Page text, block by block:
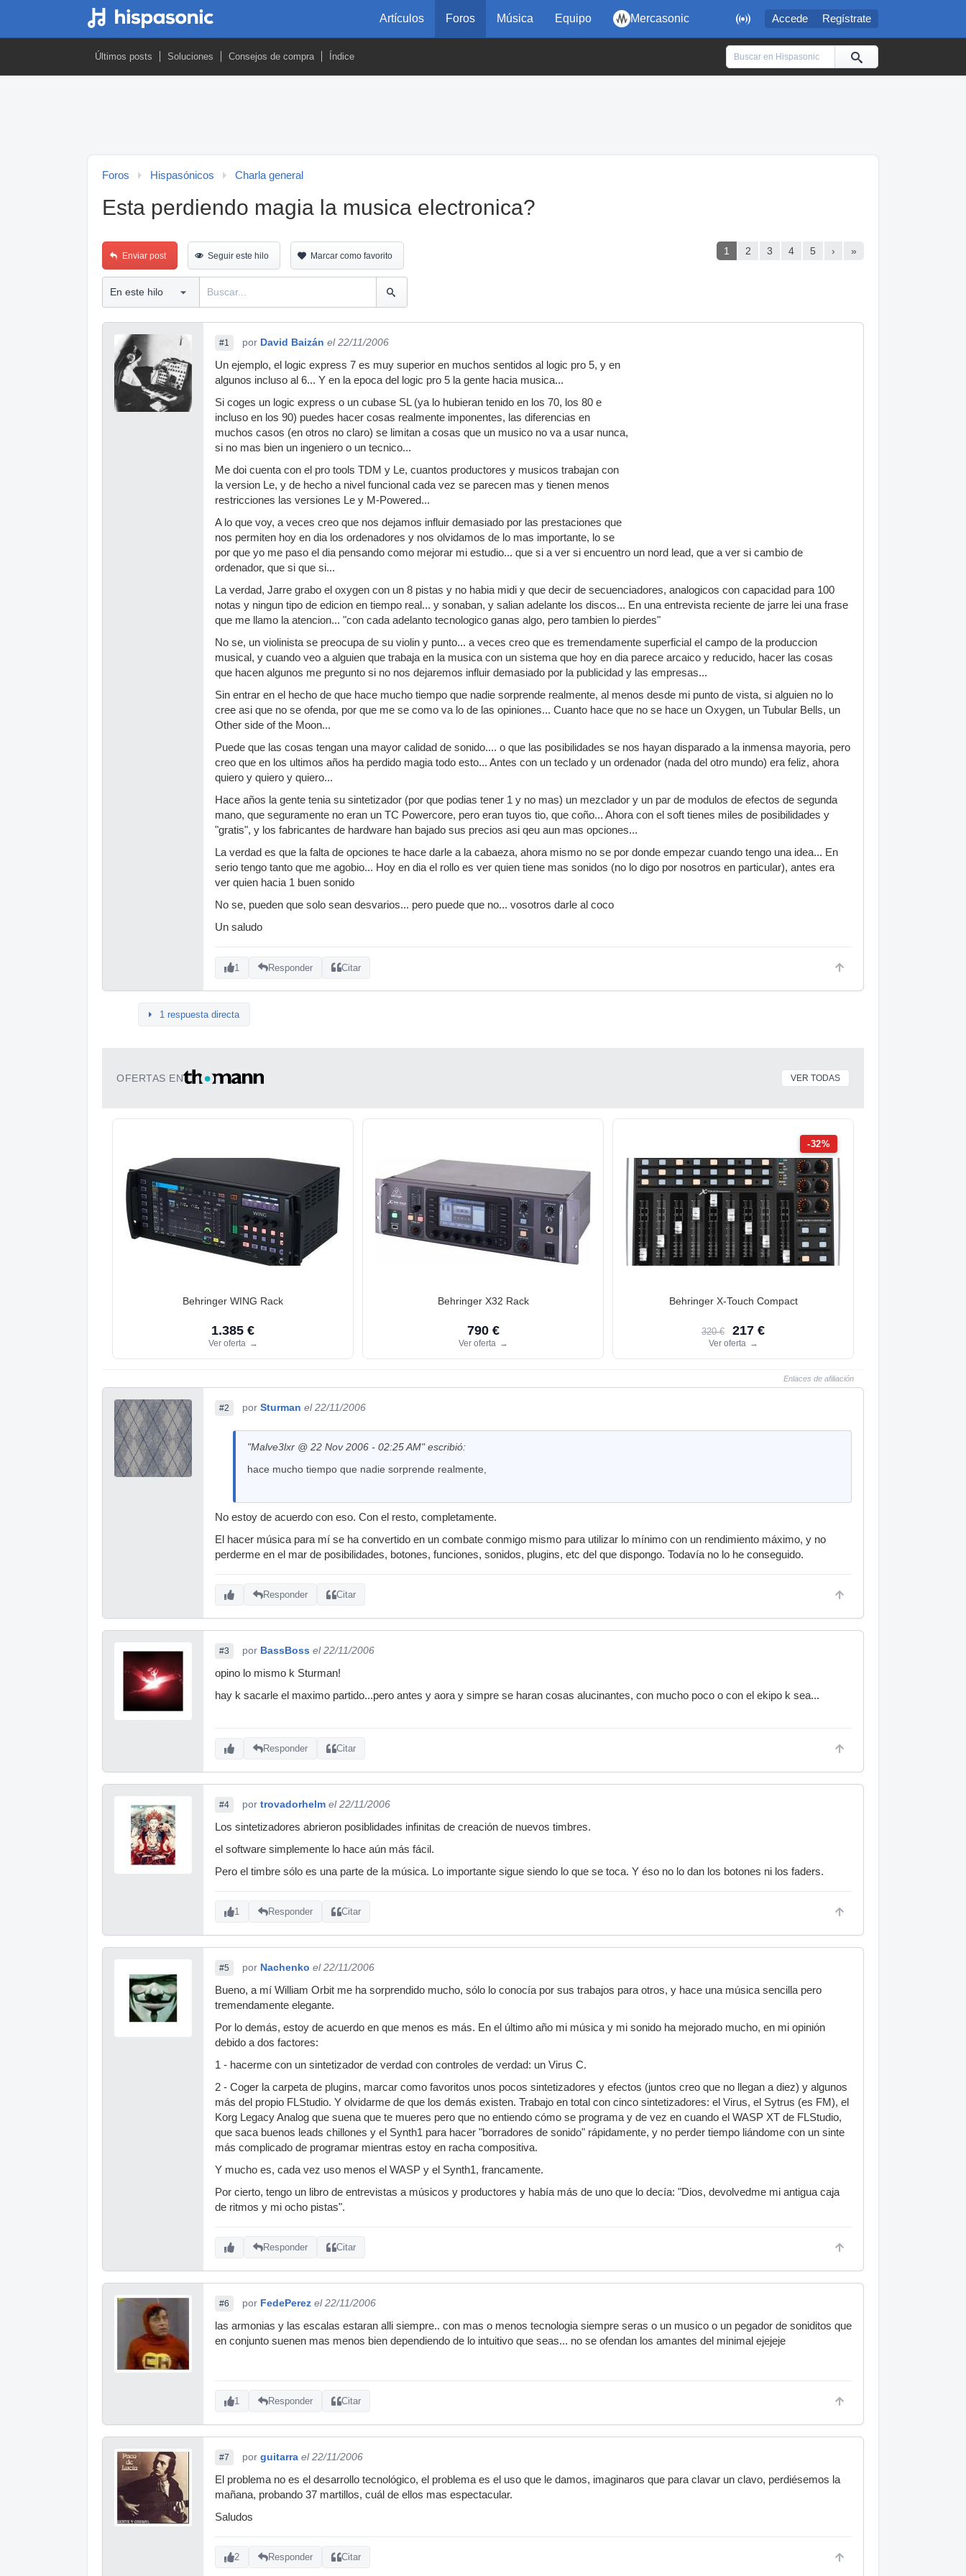
 Accede Regístrate
Artículos Foros Música Equipo Mercasonic
Últimos posts Soluciones Consejos de compra Índice
Foros Hispasónicos Charla general
Esta perdiendo magia la musica electronica?
1 2 3 4 5 › »
Enviar post Seguir este hilo Marcar como favorito
#1 por David Baizán el 22/11/2006
Un ejemplo, el logic express 7 es muy superior en muchos sentidos al logic pro 5, y en
algunos incluso al 6... Y en la epoca del logic pro 5 la gente hacia musica...
Si coges un logic express o un cubase SL (ya lo hubieran tenido en los 70, los 80 e
incluso en los 90) puedes hacer cosas realmente imponentes, las diferencias en
muchos casos (en otros no claro) se limitan a cosas que un musico no va a usar nunca,
si no mas bien un ingeniero o un tecnico...
Me doi cuenta con el pro tools TDM y Le, cuantos productores y musicos trabajan con
la version Le, y de hecho a nivel funcional cada vez se parecen mas y tienen menos
restricciones las versiones Le y M-Powered...
A lo que voy, a veces creo que nos dejamos influir demasiado por las prestaciones que
nos permiten hoy en dia los ordenadores y nos olvidamos de lo mas importante, lo se
por que yo me paso el dia pensando como mejorar mi estudio... que si a ver si encuentro un nord lead, que a ver si cambio de
ordenador, que si que si...
La verdad, Jarre grabo el oxygen con un 8 pistas y no habia midi y que decir de secuenciadores, analogicos con capacidad para 100
notas y ningun tipo de edicion en tiempo real... y sonaban, y salian adelante los discos... En una entrevista reciente de jarre lei una frase
que me llamo la atencion... "con cada adelanto tecnologico ganas algo, pero tambien lo pierdes"
No se, un violinista se preocupa de su violin y punto... a veces creo que es tremendamente superficial el campo de la produccion
musical, y cuando veo a alguien que trabaja en la musica con un sistema que hoy en dia parece arcaico y reducido, hacer las cosas
que hacen algunos me pregunto si no nos dejaremos influir demasiado por la publicidad y las empresas...
Sin entrar en el hecho de que hace mucho tiempo que nadie sorprende realmente, al menos desde mi punto de vista, si alguien no lo
cree asi que no se ofenda, por que me se como va lo de las opiniones... Cuanto hace que no se hace un Oxygen, un Tubular Bells, un
Other side of the Moon...
Puede que las cosas tengan una mayor calidad de sonido.... o que las posibilidades se nos hayan disparado a la inmensa mayoria, pero
creo que en los ultimos años ha perdido magia todo esto... Antes con un teclado y un ordenador (nada del otro mundo) era feliz, ahora
quiero y quiero y quiero...
Hace años la gente tenia su sintetizador (por que podias tener 1 y no mas) un mezclador y un par de modulos de efectos de segunda
mano, que seguramente no eran un TC Powercore, pero eran tuyos tio, que coño... Ahora con el soft tienes miles de posibilidades y
"gratis", y los fabricantes de hardware han bajado sus precios asi qeu aun mas opciones...
La verdad es que la falta de opciones te hace darle a la cabaeza, ahora mismo no se por donde empezar cuando tengo una idea... En
serio tengo tanto que me agobio... Hoy en dia el rollo es ver quien tiene mas sonidos (no lo digo por nosotros en particular), antes era
ver quien hacia 1 buen sonido
No se, pueden que solo sean desvarios... pero puede que no... vosotros darle al coco
Un saludo
1 Responder Citar
1 respuesta directa
OFERTAS EN VER TODAS
Behringer WING Rack
1.385 €
Ver oferta →
Behringer X32 Rack
790 €
Ver oferta →
-32%
Behringer X-Touch Compact
320 € 217 €
Ver oferta →
Enlaces de afiliación
#2 por Sturman el 22/11/2006
"Malve3lxr @ 22 Nov 2006 - 02:25 AM" escribió:
hace mucho tiempo que nadie sorprende realmente,
No estoy de acuerdo con eso. Con el resto, completamente.
El hacer música para mí se ha convertido en un combate conmigo mismo para utilizar lo mínimo con un rendimiento máximo, y no
perderme en el mar de posibilidades, botones, funciones, sonidos, plugins, etc del que dispongo. Todavía no lo he conseguido.
Responder Citar
#3 por BassBoss el 22/11/2006
opino lo mismo k Sturman!
hay k sacarle el maximo partido...pero antes y aora y simpre se haran cosas alucinantes, con mucho poco o con el ekipo k sea...
Responder Citar
#4 por trovadorhelm el 22/11/2006
Los sintetizadores abrieron posiblidades infinitas de creación de nuevos timbres.
el software simplemente lo hace aún más fácil.
Pero el timbre sólo es una parte de la música. Lo importante sigue siendo lo que se toca. Y éso no lo dan los botones ni los faders.
1 Responder Citar
#5 por Nachenko el 22/11/2006
Bueno, a mí William Orbit me ha sorprendido mucho, sólo lo conocía por sus trabajos para otros, y hace una música sencilla pero
tremendamente elegante.
Por lo demás, estoy de acuerdo en que menos es más. En el último año mi música y mi sonido ha mejorado mucho, en mi opinión
debido a dos factores:
1 - hacerme con un sintetizador de verdad con controles de verdad: un Virus C.
2 - Coger la carpeta de plugins, marcar como favoritos unos pocos sintetizadores y efectos (juntos creo que no llegan a diez) y algunos
más del propio FLStudio. Y olvidarme de que los demás existen. Trabajo en total con cinco sintetizadores: el Virus, el Sytrus (es FM), el
Korg Legacy Analog que suena que te mueres pero que no entiendo cómo se programa y de vez en cuando el WASP XT de FLStudio,
que saca buenos leads chillones y el Synth1 para hacer "borradores de sonido" rápidamente, y no perder tiempo liándome con un sinte
más complicado de programar mientras estoy en racha compositiva.
Y mucho es, cada vez uso menos el WASP y el Synth1, francamente.
Por cierto, tengo un libro de entrevistas a músicos y productores y había más de uno que lo decía: "Dios, devolvedme mi antigua caja
de ritmos y mi ocho pistas".
Responder Citar
#6 por FedePerez el 22/11/2006
las armonias y las escalas estaran alli siempre.. con mas o menos tecnologia siempre seras o un musico o un pegador de soniditos que
en conjunto suenen mas menos bien dependiendo de lo intuitivo que seas... no se ofendan los amantes del minimal ejejeje
1 Responder Citar
#7 por guitarra el 22/11/2006
El problema no es el desarrollo tecnológico, el problema es el uso que le damos, imaginaros que para clavar un clavo, perdiésemos la
mañana, probando 37 martillos, cuál de ellos mas espectacular.
Saludos
2 Responder Citar